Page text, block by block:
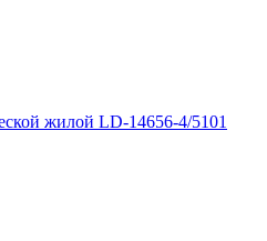
жилой LD-14656-4/5101